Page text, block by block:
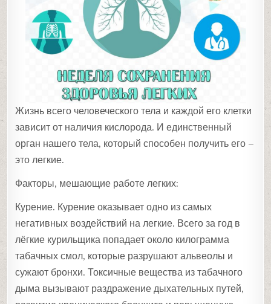
Жизнь всего человеческого тела и каждой его клетки
зависит от наличия кислорода. И единственный
орган нашего тела, который способен получить его –
это легкие.
Факторы, мешающие работе легких:
Курение. Курение оказывает одно из самых
негативных воздействий на легкие. Всего за год в
лёгкие курильщика попадает около килограмма
табачных смол, которые разрушают альвеолы и
сужают бронхи. Токсичные вещества из табачного
дыма вызывают раздражение дыхательных путей,